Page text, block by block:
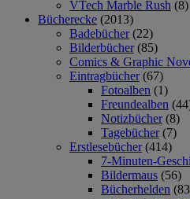
VTech Marble Rush (8)
Bücherecke (2013)
Badebücher (22)
Bilderbücher (85)
Comics & Graphic
Eintragbücher (67)
Fotoalben (1)
Freundealben
Notizbücher (8)
Tagebücher (7)
Erstlesebücher (414)
7-Minuten-
Bildermaus (56)
Bücherhelden